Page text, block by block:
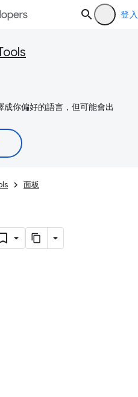
登入
你偏好的語言，但可能會出
面板